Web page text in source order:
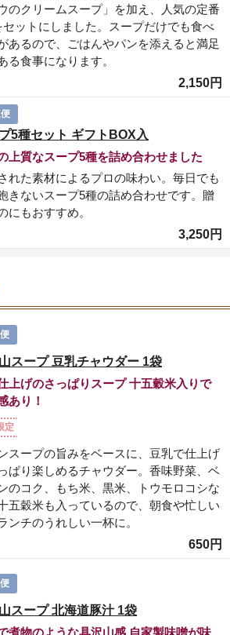
のクリームスープ」を加え、人気の定番
セットにしました。スープだけでも食べ
あるので、ごはんやパンを添えると満足
る食事になります。
2,150円
5種セット ギフトBOX入
上質なスープ5種を詰め合わせました
れた素材によるプロの味わい。毎日でも
きないスープ5種の詰め合わせです。贈
にもおすすめ。
3,250円
スープ 豆乳チャウダー 1袋
上げのさっぱりスープ 十五穀米入りで
あり！
定
スープの旨みをベースに、豆乳で仕上げ
ぱり楽しめるチャウダー。香味野菜、ベ
のコク、もち米、黒米、トウモロコシな
五穀米も入っているので、朝食や忙しい
ンチのうれしい一杯に。
650円
スープ 北海道豚汁 1袋